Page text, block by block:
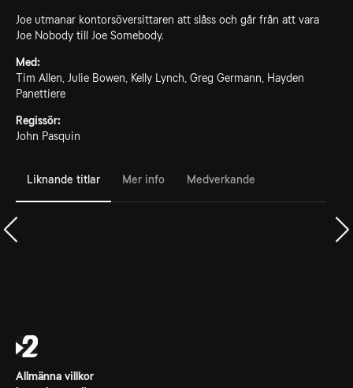
Joe utmanar kontorsöversittaren att slåss och går från att vara
Joe Nobody till Joe Somebody.
Med:
Tim Allen, Julie Bowen, Kelly Lynch, Greg Germann, Hayden
Panettiere
Regissör:
John Pasquin
Liknande titlar Mer info Medverkande
Allmänna villkor